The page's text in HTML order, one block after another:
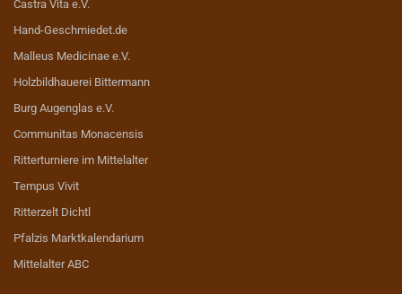
Castra Vita e.V.
Hand-Geschmiedet.de
Malleus Medicinae e.V.
Holzbildhauerei Bittermann
Burg Augenglas e.V.
Communitas Monacensis
Ritterturniere im Mittelalter
Tempus Vivit
Ritterzelt Dichtl
Pfalzis Marktkalendarium
Mittelalter ABC